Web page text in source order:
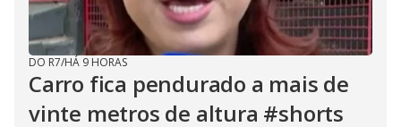
DO R7/HÁ 9 HORAS
Carro fica pendurado a mais de
vinte metros de altura #shorts